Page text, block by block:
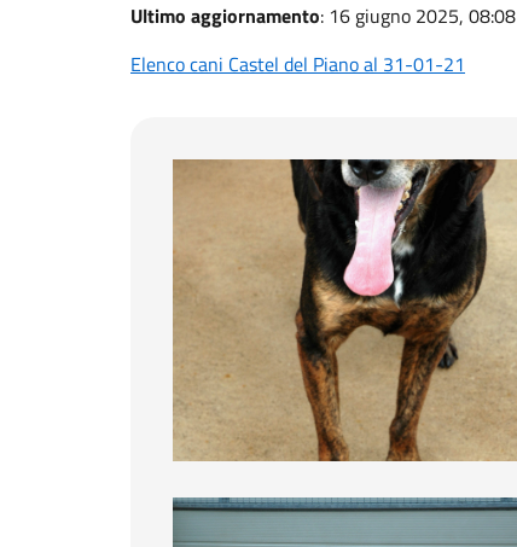
Ultimo aggiornamento: 16 giugno 2025, 08:08
Elenco cani Castel del Piano al 31-01-21
Achille
Bia